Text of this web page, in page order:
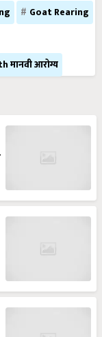
Goat Rearing
मानवी आरोग्य